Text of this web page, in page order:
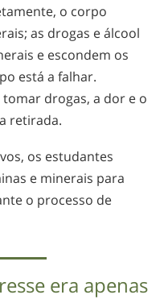
o corpo
as drogas e álcool
e escondem os
está a falhar.
drogas, a dor e o
retirada.
os estudantes
e minerais para
o processo de
era apenas